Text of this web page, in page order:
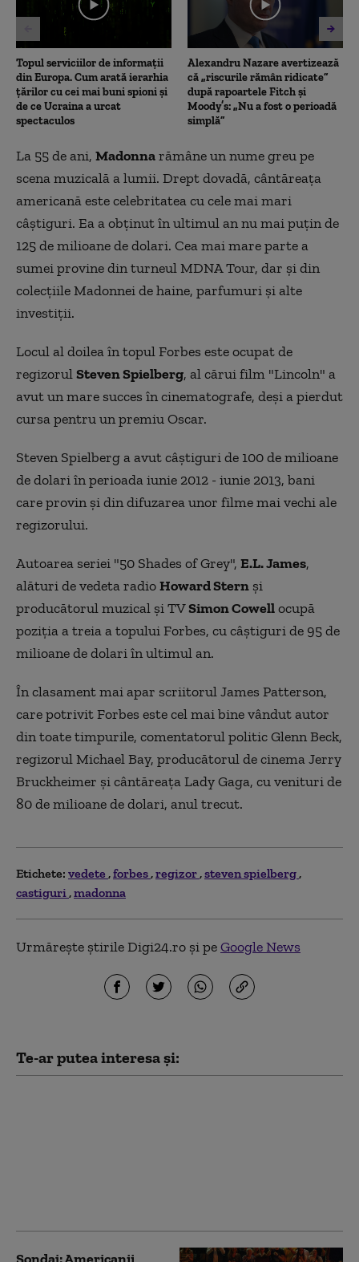
Topul serviciilor de informații
din Europa. Cum arată ierarhia
țărilor cu cei mai buni spioni și
de ce Ucraina a urcat
spectaculos
Alexandru Nazare avertizează
că „riscurile rămân ridicate”
după rapoartele Fitch și
Moody’s: „Nu a fost o perioadă
simplă”
La 55 de ani, Madonnarămâne un nume greu pe
scena muzicală a lumii. Drept dovadă, cântăreaţa
americană este celebritatea cu cele mai mari
câştiguri. Ea a obţinut în ultimul an nu mai puţin de
125 de milioane de dolari. Cea mai mare parte a
sumei provine din turneul MDNA Tour, dar şi din
colecţiile Madonnei de haine, parfumuri şi alte
investiţii.
Locul al doilea în topul Forbes este ocupat de
regizorulSteven Spielberg, al cărui film "Lincoln" a
avut un mare succes în cinematografe, deşi a pierdut
cursa pentru un premiu Oscar.
Steven Spielberg a avut câştiguri de 100 de milioane
de dolari în perioada iunie 2012 - iunie 2013, bani
care provin şi din difuzarea unor filme mai vechi ale
regizorului.
Autoarea seriei "50 Shades of Grey", E.L. James,
alături de vedeta radioHoward Stern şi
producătorul muzical şi TVSimon Cowellocupă
poziţia a treia a topului Forbes, cu câştiguri de 95 de
milioane de dolari în ultimul an.
În clasament mai apar scriitorul James Patterson,
care potrivit Forbes este cel mai bine vândut autor
din toate timpurile, comentatorul politic Glenn Beck,
regizorul Michael Bay, producătorul de cinema Jerry
Bruckheimer şi cântăreaţa Lady Gaga, cu venituri de
80 de milioane de dolari, anul trecut.
Etichete: vedete forbes regizor steven spielberg
castiguri madonna
Urmărește știrile Digi24.ro și peGoogle News
Te-ar putea interesa și: